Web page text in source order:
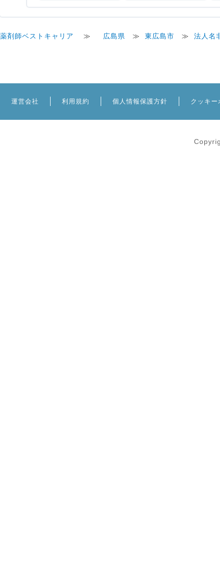
薬剤師ベストキャリア ≫ 広島県 ≫ 東広島市 ≫ 法人名
運営会社 利用規約 個人情報保護方針 クッキー